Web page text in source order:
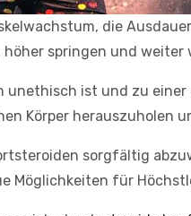
die
springen und weiter
unethisch ist und zu
Körper herauszuholen
sorgfältig
Möglichkeiten für